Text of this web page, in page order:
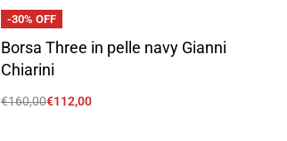
-30% OFF
Borsa Three in pelle navy Gianni
Chiarini
€160,00€112,00